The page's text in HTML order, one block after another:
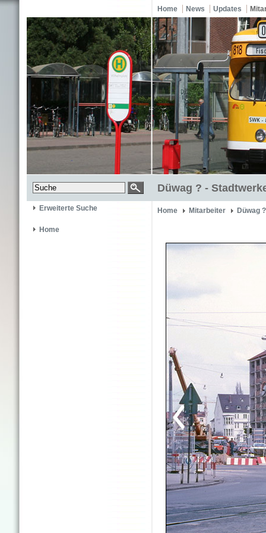
Home News Updates
Düwag ? -
Erweiterte Suche
Home
Home Mitarbeiter Düwag ?